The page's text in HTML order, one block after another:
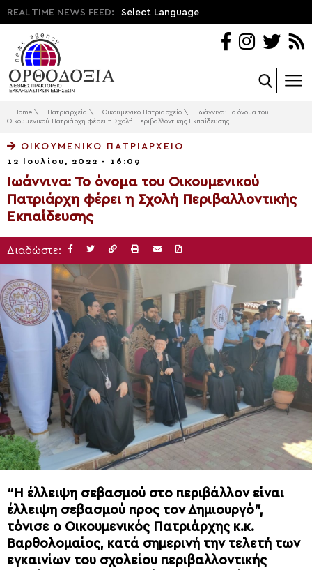
REAL TIME NEWS FEED: Select Language
Home \ Πατριαρχεία \ Οικουμενικό Πατριαρχείο \
Ιωάννινα: Το όνομα του
Οικουμενικού Πατριάρχη φέρει η Σχολή Περιβαλλοντικής Εκπαίδευσης
ΟΙΚΟΥΜΕΝΙΚΌ ΠΑΤΡΙΑΡΧΕΊΟ
12 Ιουλίου, 2022 - 16:09
Ιωάννινα: Το όνομα του Οικουμενικού
Πατριάρχη φέρει η Σχολή Περιβαλλοντικής
Εκπαίδευσης
Διαδώστε:
“Η έλλειψη σεβασμού στο περιβάλλον είναι
έλλειψη σεβασμού προς τον Δημιουργό”,
τόνισε ο Οικουμενικός Πατριάρχης κ.κ.
Βαρθολομαίος, κατά σημερινή την τελετή των
εγκαινίων του σχολείου περιβαλλοντικής